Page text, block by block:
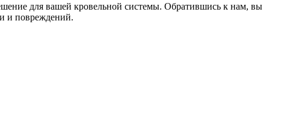
для вашей кровельной системы. Обратившись к нам, вы
и повреждений.